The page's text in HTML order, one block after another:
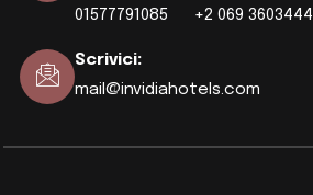
01577791085
+2 069 3603444
Scrivici:
mail@invidiahotels.com